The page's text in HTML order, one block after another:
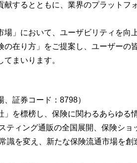
するとともに、業界のプラットフ
」において、ユーザビリティを向
在り方」をご提案し、ユーザーの
まいります。
、証券コード：8798）
を標榜し、保険に関わるあらゆる
ィング通販の全国展開、保険ショ
識を変え、新たな保険流通市場を創